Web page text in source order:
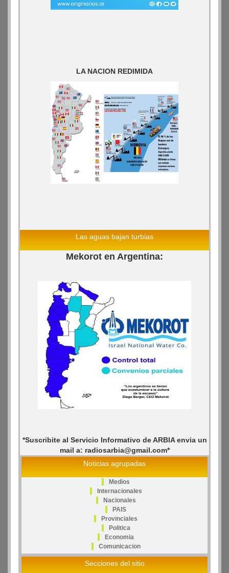
LA NACION REDIMIDA
Las aguas bajan turbias
Mekorot en Argentina:
*Suscribite al Servicio Informativo de ARBIA envia un
mail a: radiosarbia@gmail.com*
Noticias agrupadas
Medios
Internacionales
Nacionales
PAIS
Provinciales
Politica
Economia
Comunicacion
Secciones del sitio